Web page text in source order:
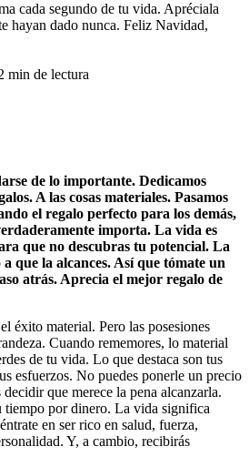
cada segundo de tu vida. Apréciala
hayan dado nunca. Feliz Navidad,
min de lectura
de lo importante. Dedicamos
A las cosas materiales. Pasamos
el regalo perfecto para los demás,
importa. La vida es
que no descubras tu potencial. La
que la alcances. Así que tómate un
atrás. Aprecia el mejor regalo de
éxito material. Pero las posesiones
Cuando rememores, lo material
de tu vida. Lo que destaca son tus
esfuerzos. No puedes ponerle un precio
que merece la pena alcanzarla.
tiempo por dinero. La vida significa
en ser rico en salud, fuerza,
Y, a cambio, recibirás